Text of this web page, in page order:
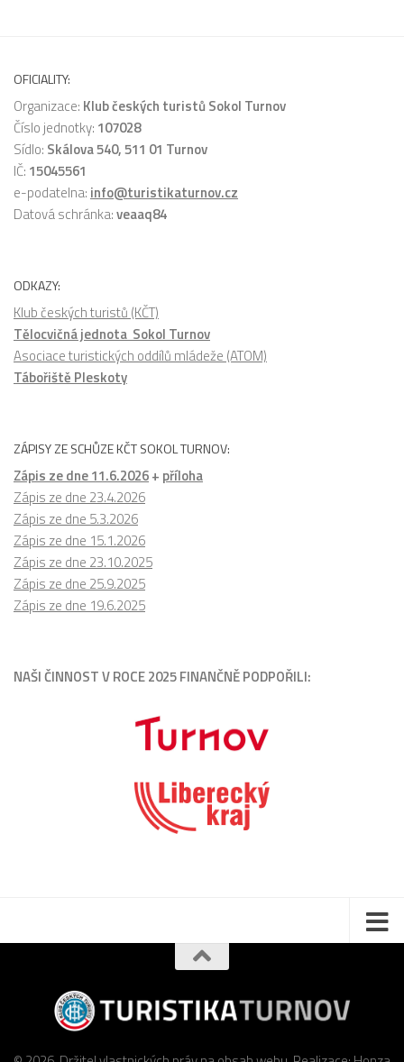
OFICIALITY:
Organizace: Klub českých turistů Sokol Turnov
Číslo jednotky: 107028
Sídlo: Skálova 540, 511 01 Turnov
IČ: 15045561
e-podatelna: info@turistikaturnov.cz
Datová schránka:veaaq84
ODKAZY:
Klub českých turistů (KČT)
Tělocvičná jednota Sokol Turnov
Asociace turistických oddílů mládeže (ATOM)
Tábořiště Pleskoty
ZÁPISY ZE SCHŮZE KČT SOKOL TURNOV:
Zápis ze dne 11.6.2026+ příloha
Zápis ze dne 23.4.2026
Zápis ze dne 5.3.2026
Zápis ze dne 15.1.2026
Zápis ze dne 23.10.2025
Zápis ze dne 25.9.2025
Zápis ze dne 19.6.2025
NAŠI ČINNOST V ROCE 2025 FINANČNĚ PODPOŘILI: